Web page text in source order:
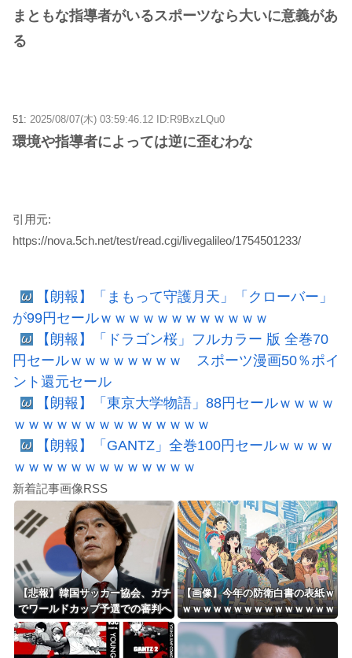
まともな指導者がいるスポーツなら大いに意義があ
る
51: 2025/08/07(木) 03:59:46.12 ID:R9BxzLQu0
環境や指導者によっては逆に歪むわな
引用元:
https://nova.5ch.net/test/read.cgi/livegalileo/1754501233/
【朗報】「まもって守護月天」「クローバー」
が99円セールｗｗｗｗｗｗｗｗｗｗｗｗ
【朗報】「ドラゴン桜」フルカラー 版 全巻70
円セールｗｗｗｗｗｗｗｗ スポーツ漫画50％ポイ
ント還元セール
【朗報】「東京大学物語」88円セールｗｗｗｗ
ｗｗｗｗｗｗｗｗｗｗｗｗｗｗ
【朗報】「GANTZ」全巻100円セールｗｗｗｗ
ｗｗｗｗｗｗｗｗｗｗｗｗｗ
新着記事画像RSS
【悲報】韓国サッカー協会、ガチ
でワールドカップ予選での審判へ
の性接待がバレ大炎上大騒ぎにｗ
ｗｗｗｗｗｗｗ
【画像】今年の防衛白書の表紙ｗ
ｗｗｗｗｗｗｗｗｗｗｗｗｗｗｗ
ｗｗｗ